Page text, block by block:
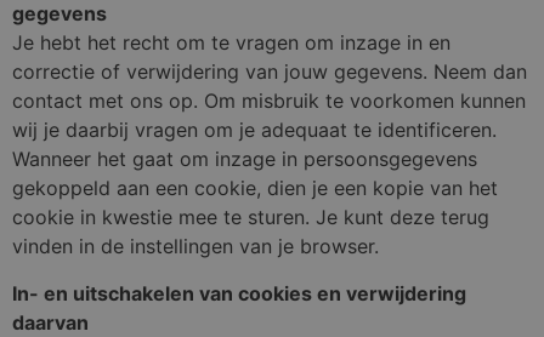
gegevens
Je hebt het recht om te vragen om inzage in en
correctie of verwijdering van jouw gegevens. Neem dan
contact met ons op. Om misbruik te voorkomen kunnen
wij je daarbij vragen om je adequaat te identificeren.
Wanneer het gaat om inzage in persoonsgegevens
gekoppeld aan een cookie, dien je een kopie van het
cookie in kwestie mee te sturen. Je kunt deze terug
vinden in de instellingen van je browser.
In- en uitschakelen van cookies en verwijdering
daarvan